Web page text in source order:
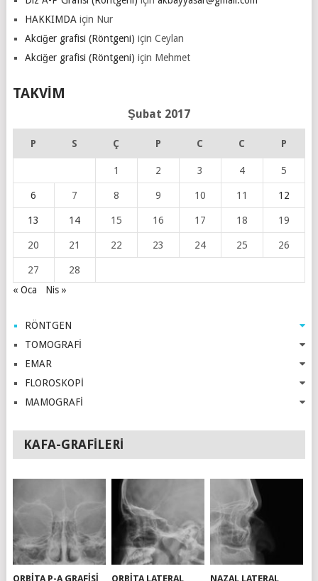
HAKKIMDA için Nur
Akciğer grafisi (Röntgeni) için Ceylan
Akciğer grafisi (Röntgeni) için Mehmet
TAKVIM
Şubat 2017
P S Ç P C C P
1 2 3 4 5
6 7 8 9 10 11 12
13 14 15 16 17 18 19
20 21 22 23 24 25 26
27
28
« Oca
Nis »
RÖNTGEN
TOMOGRAFİ
EMAR
FLOROSKOPİ
MAMOGRAFİ
KAFA-GRAFILERI
ORBITA P-A GRAFISI ORBITA LATERAL NAZAL LATERAL